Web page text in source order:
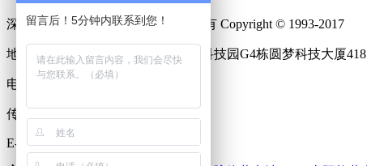
深圳市炜业通科技有限公司 版权所有 Copyright © 1993-2017
地址：深圳市宝安区龙华新区民乐科技园G4栋圆梦科技大厦418
电话：0755—28098837
传真：0755—28074913
E-mail: 28074903@163.com
留言后！5分钟内联系到您！